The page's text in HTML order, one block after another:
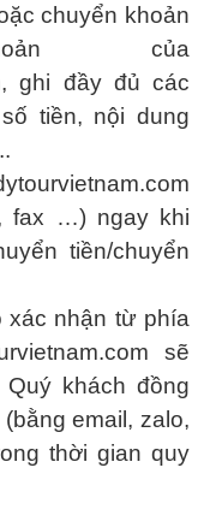
chuyển khoản
của
, ghi đầy đủ các
tiền, nội dung
fax …) ngay khi
tiền/chuyển
xác nhận từ phía
sẽ
khách đồng
email, zalo,
thời gian quy